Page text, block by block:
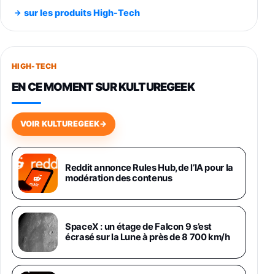
891,99€1199€Fnac (Vendeur Tiers)
Smartphone SAMSUNG Galaxy S26+ Violet
749,99€
648,63€834,71€
Samsung Galaxy Miracle Ultra, Smartphone
Android 5G avec Galaxy AI, 512 Go,
Chargeur Secteur Rapide 25W Inclus,
Smartphone déverrouillé, Noir, Version FR
1019€
Galaxy S26 Ultra 512 Go Bleu
1019€1399€Fnac (Vendeur Tiers)
sur les produits High-Tech
HIGH-TECH
EN CE MOMENT SUR KULTUREGEEK
VOIR KULTUREGEEK→
Reddit annonce Rules Hub, de l’IA pour la
modération des contenus
SpaceX : un étage de Falcon 9 s’est
écrasé sur la Lune à près de 8 700 km/h